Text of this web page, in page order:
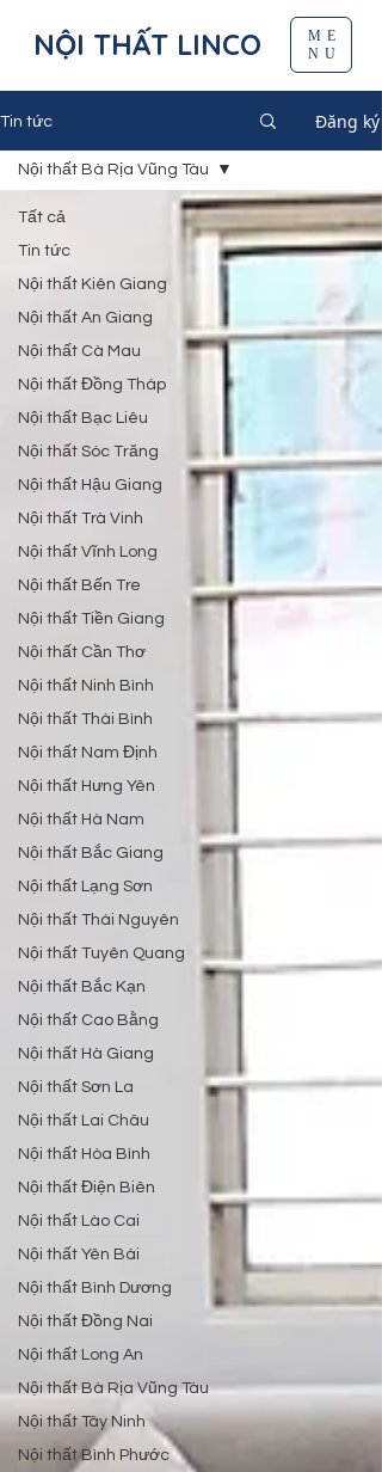
NỘI THẤT LINCO
ME
NU
Tin tức Đăng ký
Tất cả
Tin tức
Nội thất Kiên Giang
Nội thất An Giang
Nội thất Cà Mau
Nội thất Đồng Tháp
Nội thất Bạc Liêu
Nội thất Sóc Trăng
Nội thất Hậu Giang
Nội thất Trà Vinh
Nội thất Vĩnh Long
Nội thất Bến Tre
Nội thất Tiền Giang
Nội thất Cần Thơ
Nội thất Ninh Bình
Nội thất Thái Bình
Nội thất Nam Định
Nội thất Hưng Yên
Nội thất Hà Nam
Nội thất Bắc Giang
Nội thất Lạng Sơn
Nội thất Thái Nguyên
Nội thất Tuyên Quang
Nội thất Bắc Kạn
Nội thất Cao Bằng
Nội thất Hà Giang
Nội thất Sơn La
Nội thất Lai Châu
Nội thất Hòa Bình
Nội thất Điện Biên
Nội thất Lào Cai
Nội thất Yên Bái
Nội thất Bình Dương
Nội thất Đồng Nai
Nội thất Long An
Nội thất Bà Rịa Vũng Tàu
Nội thất Tây Ninh
Nội thất Bình Phước
Nội thất Bà Rịa Vũng Tàu